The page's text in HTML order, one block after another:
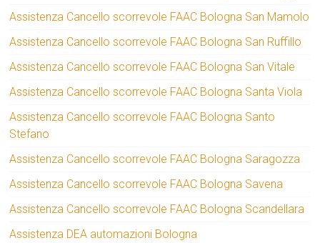
Assistenza Cancello scorrevole FAAC Bologna San Mamolo
Assistenza Cancello scorrevole FAAC Bologna San Ruffillo
Assistenza Cancello scorrevole FAAC Bologna San Vitale
Assistenza Cancello scorrevole FAAC Bologna Santa Viola
Assistenza Cancello scorrevole FAAC Bologna Santo
Stefano
Assistenza Cancello scorrevole FAAC Bologna Saragozza
Assistenza Cancello scorrevole FAAC Bologna Savena
Assistenza Cancello scorrevole FAAC Bologna Scandellara
Assistenza DEA automazioni Bologna